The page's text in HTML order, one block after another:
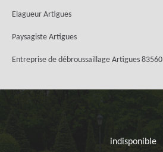
Elagueur Artigues
Paysagiste Artigues
Entreprise de débroussaillage Artigues 83560
indisponible